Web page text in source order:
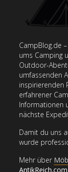
CampBlog.de
ums Camping
Outdoor-
umfassenden
inspirierenden
erfahrener
Informationen
nächste
Damit du uns
wurde
Mehr über
AntikReich.com